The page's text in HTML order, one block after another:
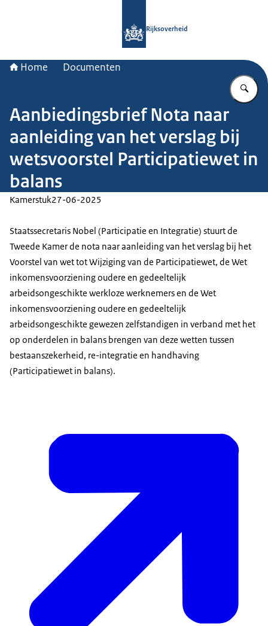
Rijksoverheid
Home Documenten
Aanbiedingsbrief Nota naar
aanleiding van het verslag bij
wetsvoorstel Participatiewet in
balans
Kamerstuk27-06-2025
Staatssecretaris Nobel (Participatie en Integratie) stuurt de
Tweede Kamer de nota naar aanleiding van het verslag bij het
Voorstel van wet tot Wijziging van de Participatiewet, de Wet
inkomensvoorziening oudere en gedeeltelijk
arbeidsongeschikte werkloze werknemers en de Wet
inkomensvoorziening oudere en gedeeltelijk
arbeidsongeschikte gewezen zelfstandigen in verband met het
op onderdelen in balans brengen van deze wetten tussen
bestaanszekerheid, re-integratie en handhaving
(Participatiewet in balans).